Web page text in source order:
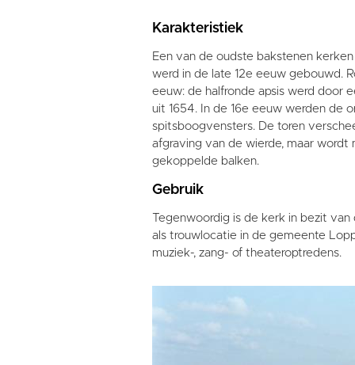
Karakteristiek
Een van de oudste bakstenen
werd in de late 12e eeuw gebouwd.
eeuw: de halfronde apsis werd door
uit 1654. In de 16e eeuw werden de
spitsboogvensters. De toren
afgraving van de wierde, maar
gekoppelde balken.
Gebruik
Tegenwoordig is de kerk in bezit
als trouwlocatie in de gemeente
muziek-, zang- of theateroptredens.